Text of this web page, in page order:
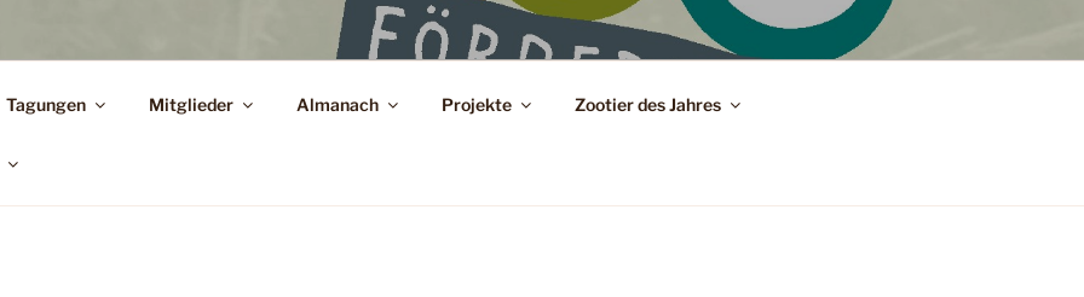
Tagungen Mitglieder Almanach Projekte Zootier des Jahres